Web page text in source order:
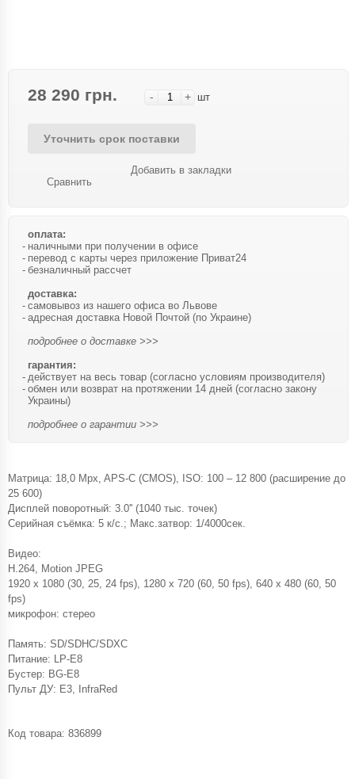
28 290 грн. - + шт
Уточнить срок поставки
Сравнить
Добавить в закладки
оплата:
наличными при получении в офисе
перевод с карты через приложение Приват24
безналичный рассчет
доставка:
самовывоз из нашего офиса во Львове
адресная доставка Новой Почтой (по Украине)
подробнее о доставке >>>
гарантия:
действует на весь товар (согласно условиям производителя)
обмен или возврат на протяжении 14 дней (согласно закону
Украины)
подробнее о гарантии >>>
Матрица: 18,0 Mpx, APS-C (CMOS), ISO: 100 – 12 800 (расширение до
25 600)
Дисплей поворотный: 3.0'' (1040 тыс. точек)
Серийная съёмка: 5 к/с.; Макс.затвор: 1/4000сек.
Видео:
H.264, Motion JPEG
1920 x 1080 (30, 25, 24 fps), 1280 x 720 (60, 50 fps), 640 x 480 (60, 50
fps)
микрофон: стерео
Память: SD/SDHC/SDXC
Питание: LP-E8
Бустер: BG-E8
Пульт ДУ: E3, InfraRed
Код товара: 836899